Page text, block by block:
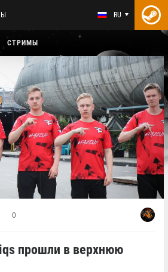
RU
СТРИМЫ
0
прошли в верхнюю